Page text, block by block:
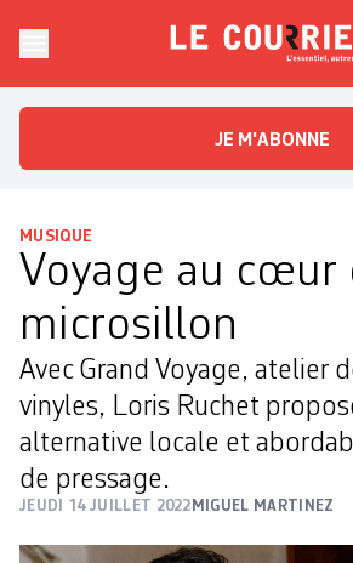
Le Courrier
JE M'ABONNE
MUSIQUE
Voyage au cœur
microsillon
Avec Grand Voyage, atelier
vinyles, Loris Ruchet
alternative locale et
de pressage.
JEUDI 14 JUILLET 2022 MIGUEL MARTINEZ